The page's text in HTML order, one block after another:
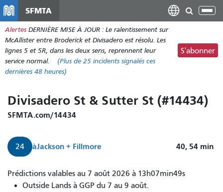
contenu
principal
SFMTA
Alertes DERNIÈRE MISE À JOUR : Le ralentissement sur
McAllister entre Broderick et Divisadero est résolu. Les
lignes 5 et 5R, dans les deux sens, reprennent leur
service normal.
(Plus de 25 incidents signalés ces
dernières 48 heures)
S'abonner
Divisadero St & Sutter St (#14434)
SFMTA.com/14434
24 àJackson + Fillmore 40, 54 min
Prédictions valables au 7 août 2026 à 13h07min49s
Outside Lands à GGP du 7 au 9 août.